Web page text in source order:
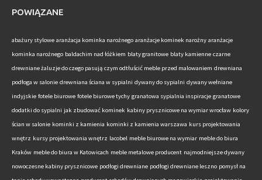
POWIĄZANE
abażury stylowe aranżacja kominka narożnego aranżacje kominek narożny aranżacje
kominka narożnego baldachim nad łóżkiem blaty granitowe blaty kamienne czarne
drewniane żaluzje do czego pasują czym odtłuścić meble przed malowaniem drewniana
podłoga w salonie drewniana ściana w sypialni dywany do sypialni dywany wełniane
indyjskie fotele biurowe fotele biurowe tychy granatowa sypialnia inspiracje granatowe
dodatki do sypialni jak zbudować kominek kabiny prysznicowe na wymiar wrocław kolory
ścian w salonie kominki z kamienia kominki z kamienia warszawa kurs projektowania
wnętrz kursy projektowania wnętrz lacobel meble biurowe na wymiar meble do biura
Kraków meble do biura w Katowicach meble metalowe producent najmodniejsze dywany
nowoczesne kabiny prysznicowe podłogi drewniane podłogi drewniane leszno pomysł na